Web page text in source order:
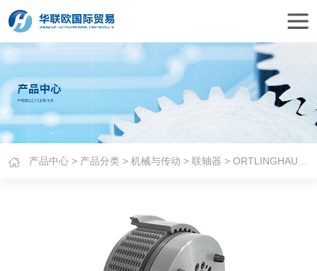
产品中心 > 产品分类 >机械与传动 >联轴器 > ORTLINGHAUS联轴器